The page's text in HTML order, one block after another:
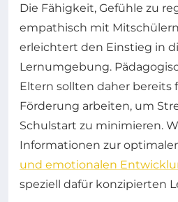
Die Fähigkeit, Gefühle zu
empathisch mit
erleichtert den Einstieg in
Lernumgebung.
Eltern sollten daher bereits
Förderung arbeiten, um
Schulstart zu minimieren.
Informationen zur
und emotionalen
speziell dafür konzipierten